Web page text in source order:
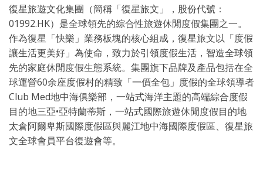
復星旅遊文化集團（簡稱「復星旅文」，股份代號：
01992.HK）是全球領先的綜合性旅遊休閒度假集團之一。
作為復星「快樂」業務板塊的核心組成，復星旅文以「度假
讓生活更美好」為使命，致力於引領度假生活，智造全球領
先的家庭休閒度假生態系統。集團旗下品牌及產品包括在全
球運營60余座度假村的精致「一價全包」度假的全球領導者
Club Med地中海俱樂部，一站式海洋主題的高端綜合度假
目的地三亞•亞特蘭蒂斯，一站式國際旅遊休閒度假目的地
太倉阿爾卑斯國際度假區與麗江地中海國際度假區、復星旅
文全球會員平台復遊會等。